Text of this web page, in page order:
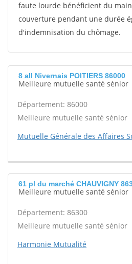
faute lourde bénéficient du
couverture pendant une durée
d'indemnisation du chômage.
8 all Nivernais POITIERS 86000
Meilleure mutuelle santé sénior
Département: 86000
Meilleure mutuelle santé sénior
Mutuelle Générale des Affaires
61 pl du marché CHAUVIGNY
Meilleure mutuelle santé sénior
Département: 86300
Meilleure mutuelle santé sénior
Harmonie Mutualité